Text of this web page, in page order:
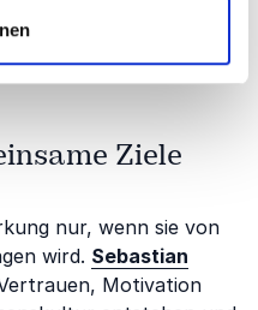
langfristige
Ziele
nur, wenn sie von
wird. Sebastian
Motivation